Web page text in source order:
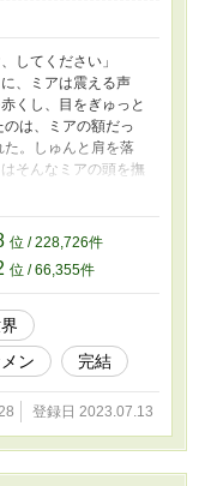
、してください」
、ミアは震える声
くし、目をぎゅっと
は、ミアの額だっ
。しゅんと肩を落
そんなミアの頭を撫
けは、もっと、ロ
るような」 それ
いたときのことだっ
しています。
位 / 228,726件
位 / 66,355件
ン 完結
登録日 2023.07.13